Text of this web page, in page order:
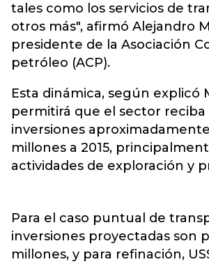
tales como los servicios de
otros más", afirmó Alejandro
presidente de la Asociación
petróleo (ACP).
Esta dinámica, según explicó
permitirá que el sector reciba
inversiones aproximadamente
millones a 2015,
actividades de exploración y
Para el caso puntual de
inversiones proyectadas son
millones, y para refinación,